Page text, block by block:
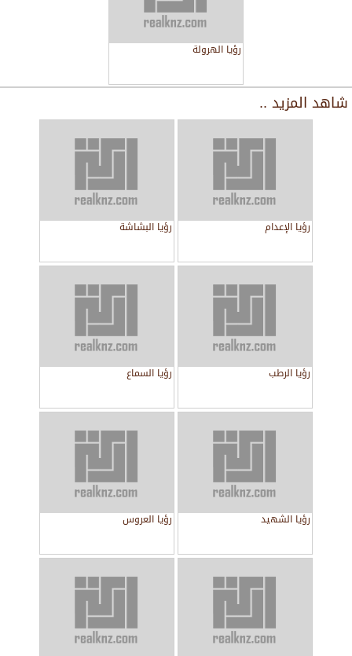
رؤيا الهرولة
شاهد المزيد ..
رؤيا الإعدام رؤيا البشاشة
رؤيا الرطب رؤيا السماع
رؤيا الشهيد رؤيا العروس